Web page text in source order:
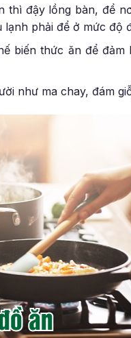
thì đậy lồng bàn, để
phải để ở mức độ
biến thức ăn để
như ma chay, đám